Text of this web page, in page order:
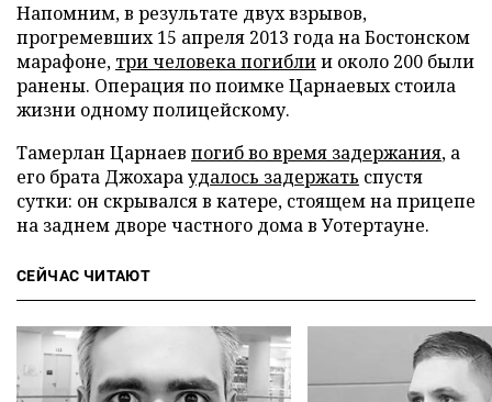
Напомним, в результате двух взрывов,
прогремевших 15 апреля 2013 года на Бостонском
марафоне, три человека погиблии около 200 были
ранены. Операция по поимке Царнаевых стоила
жизни одному полицейскому.
Тамерлан Царнаев погиб во время задержания, а
его брата Джохараудалось задержать спустя
сутки: он скрывался в катере, стоящем на прицепе
на заднем дворе частного дома в Уотертауне.
СЕЙЧАС ЧИТАЮТ